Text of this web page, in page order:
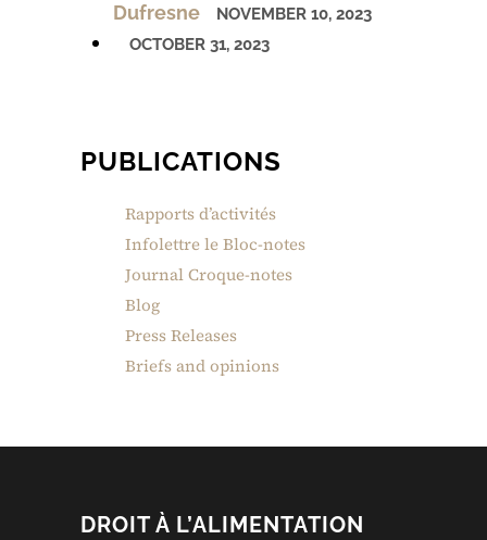
Dufresne
NOVEMBER 10, 2023
OCTOBER 31, 2023
PUBLICATIONS
Rapports d’activités
Infolettre le Bloc-notes
Journal Croque-notes
Blog
Press Releases
Briefs and opinions
DROIT À L’ALIMENTATION